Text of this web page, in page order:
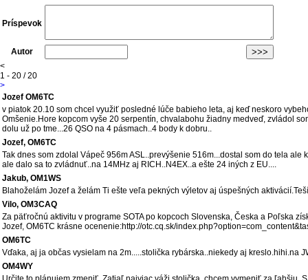
Príspevok
Autor
<
1 - 20 / 20
>
Jozef OM6TC
v piatok 20.10 som chcel využiť posledné lúče babieho leta, aj keď neskoro
Omšenie.Hore kopcom vyše 20 serpentín, chvalabohu žiadny medveď, zvládol
dolu už po tme...26 QSO na 4 pásmach..4 body k dobru..
Jozef, OM6TC
Tak dnes som zdolal Vápeč 956m ASL..prevýšenie 516m...dostal som do tela
ale dalo sa to zvládnuť..na 14MHz aj RICH..N4EX..a ešte 24 iných z EU....
Jakub, OM1WS
Blahoželám Jozef a želám Ti ešte veľa pekných výletov aj úspešných
Vilo, OM3CAQ
Za päťročnú aktivitu v programe SOTA po kopcoch Slovenska, Česka a Poľska
Jozef, OM6TC krásne ocenenie:http://otc.cq.sk/
OM6TC
Vďaka, aj ja občas vysielam na 2m.....stolička rybárska..niekedy aj kreslo.hihi.na
OM4WY